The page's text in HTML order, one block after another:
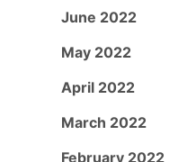
June 2022
May 2022
April 2022
March 2022
February 2022